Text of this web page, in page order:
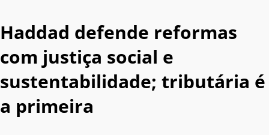
Haddad defende reformas
com justiça social e
sustentabilidade; tributária é
a primeira